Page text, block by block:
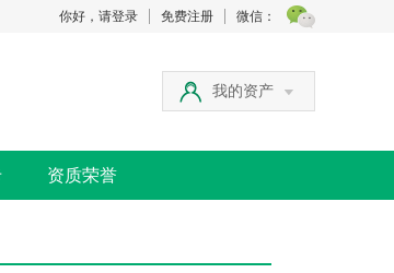
你好，请登录 免费注册 微信：
我的资产
资质荣誉